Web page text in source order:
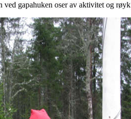
ved gapahuken oser av aktivitet og røyk